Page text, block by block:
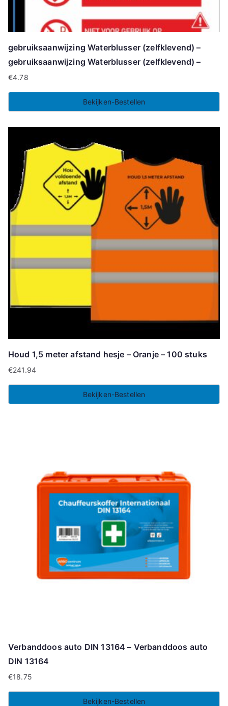
gebruiksaanwijzing Waterblusser (zelfklevend) –
gebruiksaanwijzing Waterblusser (zelfklevend) –
€4.78
Bekijken-Bestellen
Houd 1,5 meter afstand hesje – Oranje – 100 stuks
€241.94
Bekijken-Bestellen
Verbanddoos auto DIN 13164 – Verbanddoos auto
DIN 13164
€18.75
Bekijken-Bestellen